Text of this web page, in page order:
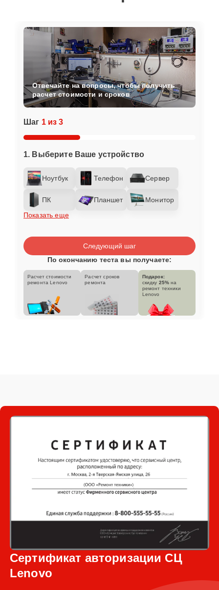
Шаг 1 из 3
1. Выберите Ваше устройство
Ноутбук Телефон Сервер
ПК Планшет
Монитор
Показать еще
Отвечайте на вопросы, чтобы получить
расчет стоимости и сроков
Следующий шаг
По окончанию теста вы получаете:
Расчет стоимости
ремонта Lenovo
Расчет сроков
ремонта
Подарок:
скидку 25% на
ремонт техники
Lenovo
Сертификат авторизации СЦ
Lenovo